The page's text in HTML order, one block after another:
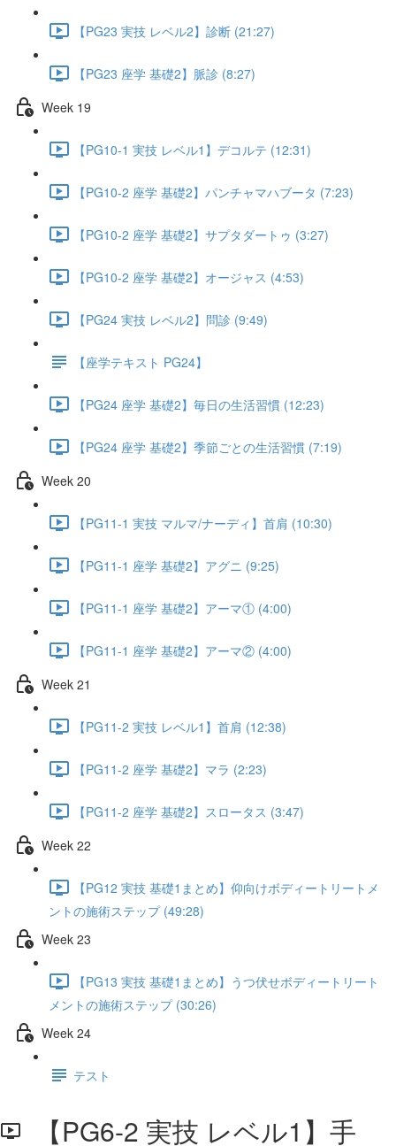
【PG23 実技 レベル2】診断 (21:27)
【PG23 座学 基礎2】脈診 (8:27)
Week 19
【PG10-1 実技 レベル1】デコルテ (12:31)
【PG10-2 座学 基礎2】パンチャマハブータ (7:23)
【PG10-2 座学 基礎2】サプタダートゥ (3:27)
【PG10-2 座学 基礎2】オージャス (4:53)
【PG24 実技 レベル2】問診 (9:49)
【座学テキスト PG24】
【PG24 座学 基礎2】毎日の生活習慣 (12:23)
【PG24 座学 基礎2】季節ごとの生活習慣 (7:19)
Week 20
【PG11-1 実技 マルマ/ナーディ】首肩 (10:30)
【PG11-1 座学 基礎2】アグニ (9:25)
【PG11-1 座学 基礎2】アーマ① (4:00)
【PG11-1 座学 基礎2】アーマ② (4:00)
Week 21
【PG11-2 実技 レベル1】首肩 (12:38)
【PG11-2 座学 基礎2】マラ (2:23)
【PG11-2 座学 基礎2】スロータス (3:47)
Week 22
【PG12 実技 基礎1まとめ】仰向けボディートリートメ
ントの施術ステップ (49:28)
Week 23
【PG13 実技 基礎1まとめ】うつ伏せボディートリート
メントの施術ステップ (30:26)
Week 24
テスト
【PG6-2 実技 レベル1】手